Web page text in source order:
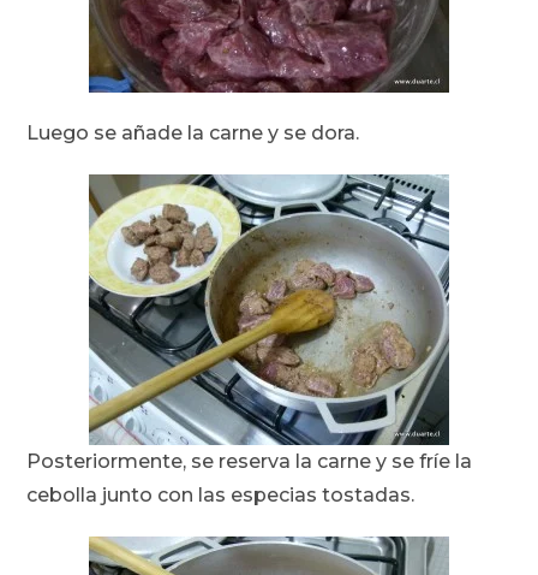
Luego se añade la carne y se dora.
Posteriormente, se reserva la carne y se fríe la
cebolla junto con las especias tostadas.